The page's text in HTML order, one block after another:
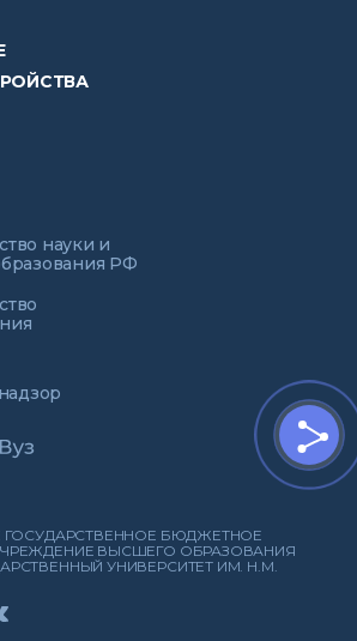
науки и
РФ
ГОСУДАРСТВЕННОЕ БЮДЖЕТНОЕ
ВЫСШЕГО ОБРАЗОВАНИЯ
УНИВЕРСИТЕТ ИМ. Н.М.